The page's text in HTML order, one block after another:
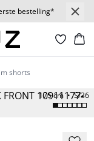
bestelling*
shorts
175 cm • S/36